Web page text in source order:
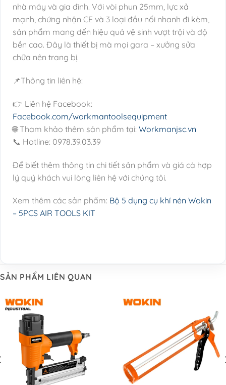
nhà máy và gia đình. Với vòi phun 25mm, lực xả
mạnh, chứng nhận CE và 3 loại đầu nối nhanh đi kèm,
sản phẩm mang đến hiệu quả vệ sinh vượt trội và độ
bền cao. Đây là thiết bị mà mọi gara – xưởng sửa
chữa nên trang bị.
📌Thông tin liên hệ:
👉 Liên hệ Facebook:
Facebook.com/workmantoolsequipment
🌐 Tham khảo thêm sản phẩm tại: Workmanjsc.vn
📞 Hotline: 0978.39.03.39
Để biết thêm thông tin chi tiết sản phẩm và giá cả hợp
lý quý khách vui lòng liên hệ với chúng tôi.
Xem thêm các sản phẩm: Bộ 5 dụng cụ khí nén Wokin
– 5PCS AIR TOOLS KIT
SẢN PHẨM LIÊN QUAN